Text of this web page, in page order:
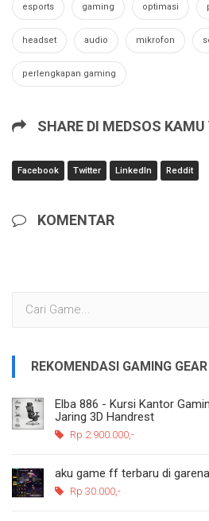
esports gaming optimasi
headset audio mikrofon
perlengkapan gaming
SHARE DI MEDSOS KAMU
Facebook Twitter LinkedIn Reddit
KOMENTAR
REKOMENDASI GAMING GEAR
Elba 886 - Kursi Kantor
Jaring 3D Handrest
Rp 2.900.000,-
aku game ff terbaru di garena
Rp 30.000,-